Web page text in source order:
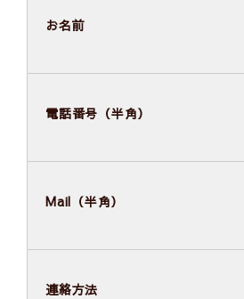
お名前
電話番号（半角）
Mail（半角）
連絡方法